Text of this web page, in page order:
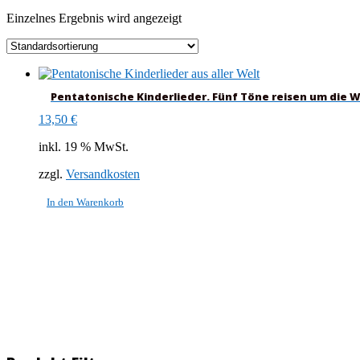
Einzelnes Ergebnis wird angezeigt
Pentatonische Kinderlieder. Fünf Töne reisen um die
13,50 €
inkl. 19 % MwSt.
zzgl. Versandkosten
In den Warenkorb